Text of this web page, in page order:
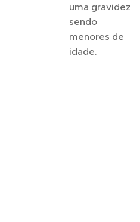
uma gravidez
sendo
menores de
idade.